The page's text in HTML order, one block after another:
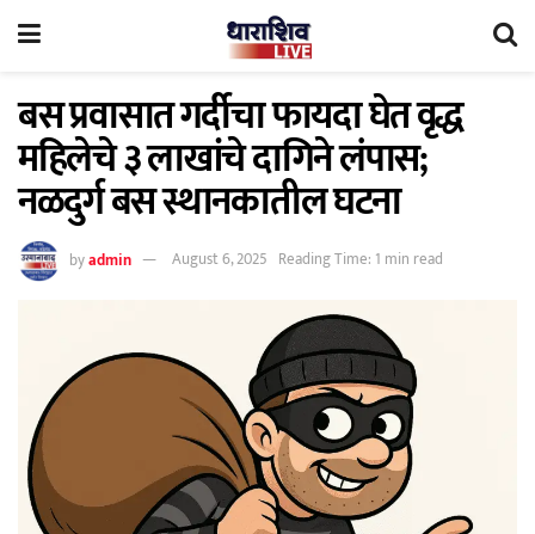
बस प्रवासात गर्दीचा फायदा घेत वृद्ध
महिलेचे ३ लाखांचे दागिने लंपास;
नळदुर्ग बस स्थानकातील घटना
byadmin August 6, 2025 Reading Time: 1 min read